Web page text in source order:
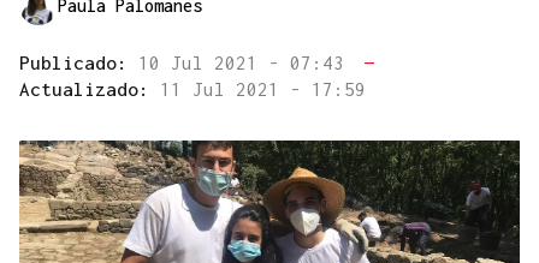
Paula Palomanes
Publicado: 10 Jul 2021 - 07:43
—
Actualizado: 11 Jul 2021 - 17:59